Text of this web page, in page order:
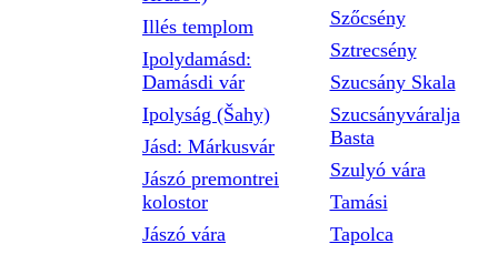
Illés templom
Ipolydamásd:
Damásdi vár
Ipolyság (Šahy)
Jásd: Márkusvár
Jászó premontrei
kolostor
Jászó vára
Szőcsény
Sztrecsény
Szucsány Skala
Szucsányváralja
Basta
Szulyó vára
Tamási
Tapolca